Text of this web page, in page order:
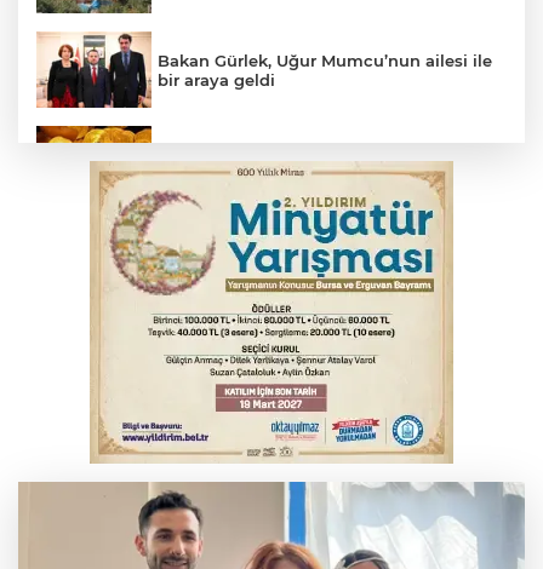
Bakan Gürlek, Uğur Mumcu’nun ailesi ile
bir araya geldi
Serbest piyasada altın fiyatları...
Yargıtay’dan primle çalışanlara müjde
Osmangazi’de iş arayanlara destek
Bursa’da bugün hava nasıl olacak?